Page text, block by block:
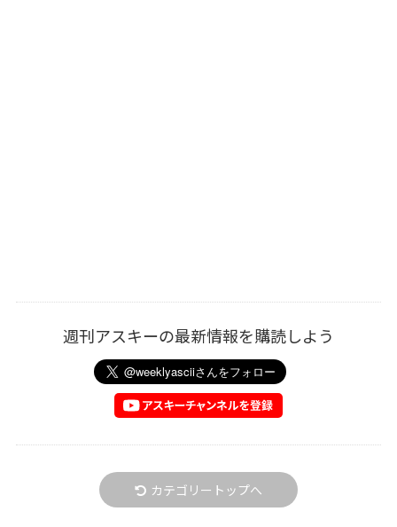
週刊アスキーの最新情報を購読しよう
カテゴリートップへ